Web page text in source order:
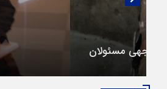
گفتگویی منتشر نشده با
صاحب نظریه سه‌ شاخگی (۳C)